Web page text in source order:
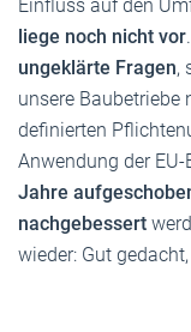
Einfluss auf den
liege noch nicht vor
ungeklärte Fragen,
unsere Baubetriebe
definierten
Anwendung der
Jahre
nachgebessert
wieder: Gut